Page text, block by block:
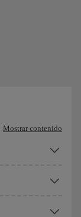
Mostrar contenido